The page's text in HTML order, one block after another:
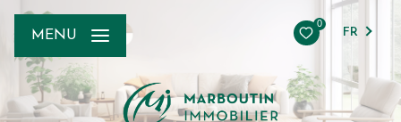
0
FR
MENU